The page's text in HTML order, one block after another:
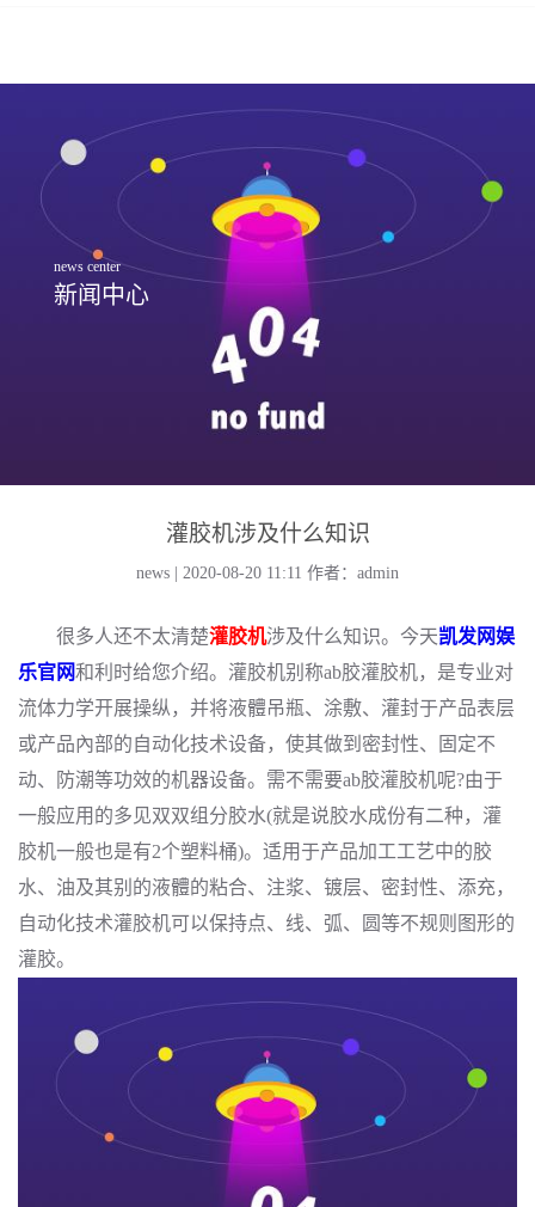
news center
新闻中心
灌胶机涉及什么知识
news | 2020-08-20 11:11 作者：admin
很多人还不太清楚灌胶机涉及什么知识。今天凯发网娱
乐官网和利时给您介绍。灌胶机别称ab胶灌胶机，是专业对
流体力学开展操纵，并将液體吊瓶、涂敷、灌封于产品表层
或产品內部的自动化技术设备，使其做到密封性、固定不
动、防潮等功效的机器设备。需不需要ab胶灌胶机呢?由于
一般应用的多见双双组分胶水(就是说胶水成份有二种，灌
胶机一般也是有2个塑料桶)。适用于产品加工工艺中的胶
水、油及其别的液體的粘合、注浆、镀层、密封性、添充，
自动化技术灌胶机可以保持点、线、弧、圆等不规则图形的
灌胶。